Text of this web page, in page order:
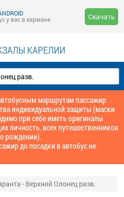
у вас в кармане
Скачать
КАРЕЛИИ
маршрутам пассажир
индивидуальной защиты (маски
при себе иметь оригиналы
личность, всех путешественников
рождении).
до посадки в автобус не
- Верхний Олонец разв.